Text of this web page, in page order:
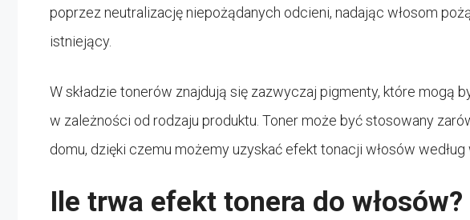
poprzez neutralizację niepożądanych odcieni, nadając włosom
istniejący.
W składzie tonerów znajdują się zazwyczaj pigmenty, które mogą
w zależności od rodzaju produktu. Toner może być stosowany
domu, dzięki czemu możemy uzyskać efekt tonacji włosów według
Ile trwa efekt tonera do włosów?